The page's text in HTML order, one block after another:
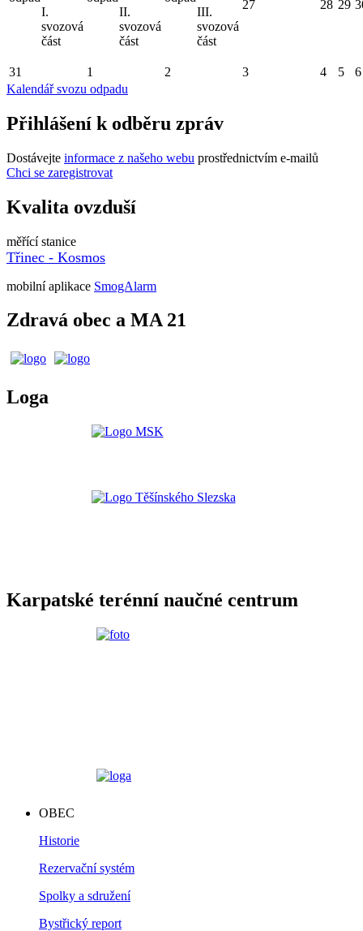
I.
svozová
část
II.
svozová
část
III.
svozová
část
27 28 29
31 1 2 3 4 5
6
Kalendář svozu odpadu
Přihlášení k odběru zpráv
Dostávejte informace z našeho webu prostřednictvím e-mailů
Chci se zaregistrovat
Kvalita ovzduší
měřící stanice
Třinec - Kosmos
mobilní aplikace SmogAlarm
Zdravá obec a MA 21
Loga
Karpatské terénní naučné centrum
OBEC
Historie
Rezervační systém
Spolky a sdružení
Bystřický report